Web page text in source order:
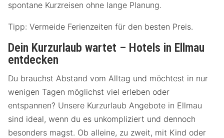
spontane Kurzreisen ohne lange Planung.
Tipp: Vermeide Ferienzeiten für den besten Preis.
Dein Kurzurlaub wartet – Hotels in Ellmau
entdecken
Du brauchst Abstand vom Alltag und möchtest in nur
wenigen Tagen möglichst viel erleben oder
entspannen? Unsere Kurzurlaub Angebote in Ellmau
sind ideal, wenn du es unkompliziert und dennoch
besonders magst. Ob alleine, zu zweit, mit Kind oder